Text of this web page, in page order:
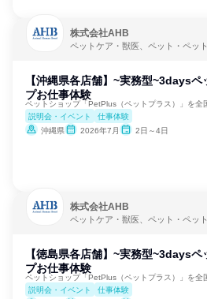
株式会社AHB
ペットケア・獣医、ペット・ペッ
【沖縄県各店舗】~実務型~3daysペ
プお仕事体験
ペットショップ「PetPlus（ペットプラス）」を全
説明会・イベント
仕事体験
沖縄県
2026年7月 2日～4日
株式会社AHB
ペットケア・獣医、ペット・ペッ
【徳島県各店舗】~実務型~3daysペ
プお仕事体験
ペットショップ「PetPlus（ペットプラス）」を全
説明会・イベント
仕事体験